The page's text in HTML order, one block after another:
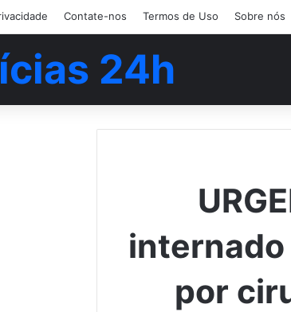
Contate-nos Termos de Uso Sobre nós
24h
internado
por